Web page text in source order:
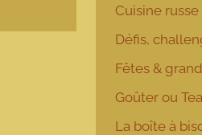
Cuisine
Défis,
Fêtes &
Goûter ou
La boîte à